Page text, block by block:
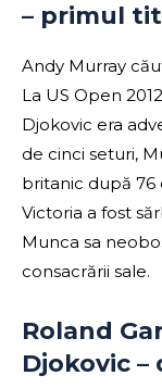
– primul
Andy Murray
La US Open
Djokovic era
de cinci seturi,
britanic după 76
Victoria a fost
Munca sa
consacrării sale.
Roland
Djokovic